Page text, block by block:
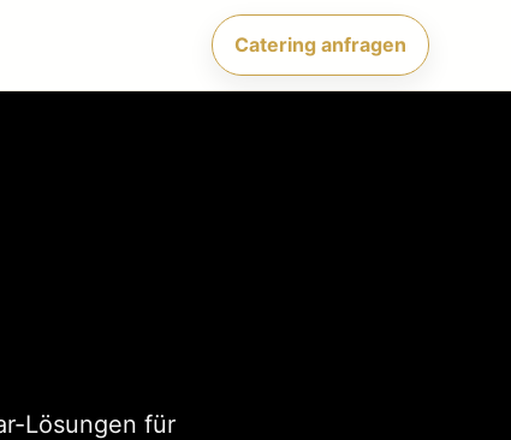
Catering anfragen
Lösungen für